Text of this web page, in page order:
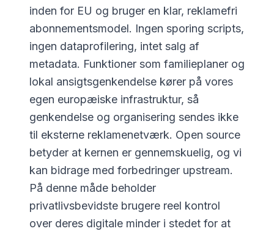
inden for EU og bruger en klar, reklamefri
abonnementsmodel. Ingen sporing scripts,
ingen dataprofilering, intet salg af
metadata. Funktioner som familieplaner og
lokal ansigtsgenkendelse kører på vores
egen europæiske infrastruktur, så
genkendelse og organisering sendes ikke
til eksterne reklamenetværk. Open source
betyder at kernen er gennemskuelig, og vi
kan bidrage med forbedringer upstream.
På denne måde beholder
privatlivsbevidste brugere reel kontrol
over deres digitale minder i stedet for at